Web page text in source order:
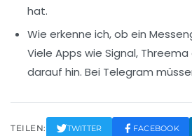
hat.
Wie erkenne ich, ob ein
Viele Apps wie Signal,
darauf hin. Bei Telegram
TEILEN: TWITTER FACEBOOK